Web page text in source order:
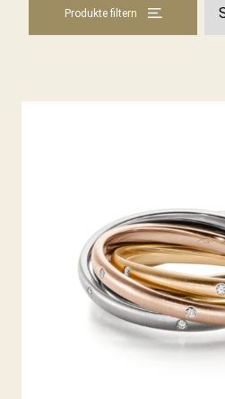
Produkte filtern